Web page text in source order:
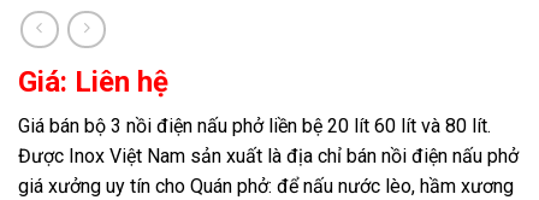
Giá: Liên hệ
Giá bán bộ 3 nồi điện nấu phở liền bệ 20 lít 60 lít và 80 lít.
Được Inox Việt Nam sản xuất là địa chỉ bán nồi điện nấu phở
giá xưởng uy tín cho Quán phở: để nấu nước lèo, hầm xương